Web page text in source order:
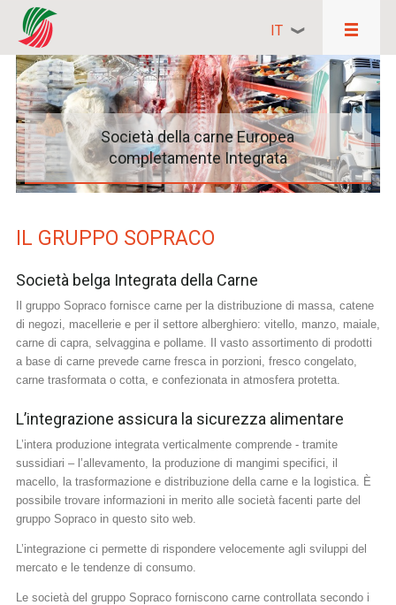
IT
Società della carne Europea
completamente Integrata
Il nostro sito di produzione in Belgio
Sopraco si focalizza sul cibo sano
IL GRUPPO SOPRACO
Società belga Integrata della Carne
Il gruppo Sopraco fornisce carne per la distribuzione di massa, catene
di negozi, macellerie e per il settore alberghiero: vitello, manzo, maiale,
carne di capra, selvaggina e pollame. Il vasto assortimento di prodotti
a base di carne prevede carne fresca in porzioni, fresco congelato,
carne trasformata o cotta, e confezionata in atmosfera protetta.
L’integrazione assicura la sicurezza alimentare
L’intera produzione integrata verticalmente comprende - tramite
sussidiari – l’allevamento, la produzione di mangimi specifici, il
macello, la trasformazione e distribuzione della carne e la logistica. È
possibile trovare informazioni in merito alle società facenti parte del
gruppo Sopraco in questo sito web.
L’integrazione ci permette di rispondere velocemente agli sviluppi del
mercato e le tendenze di consumo.
Le società del gruppo Sopraco forniscono carne controllata secondo i